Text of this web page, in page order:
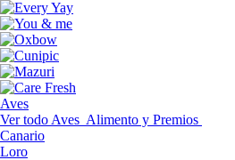
Aves
Ver todo Aves Alimento y Premios
Canario
Loro